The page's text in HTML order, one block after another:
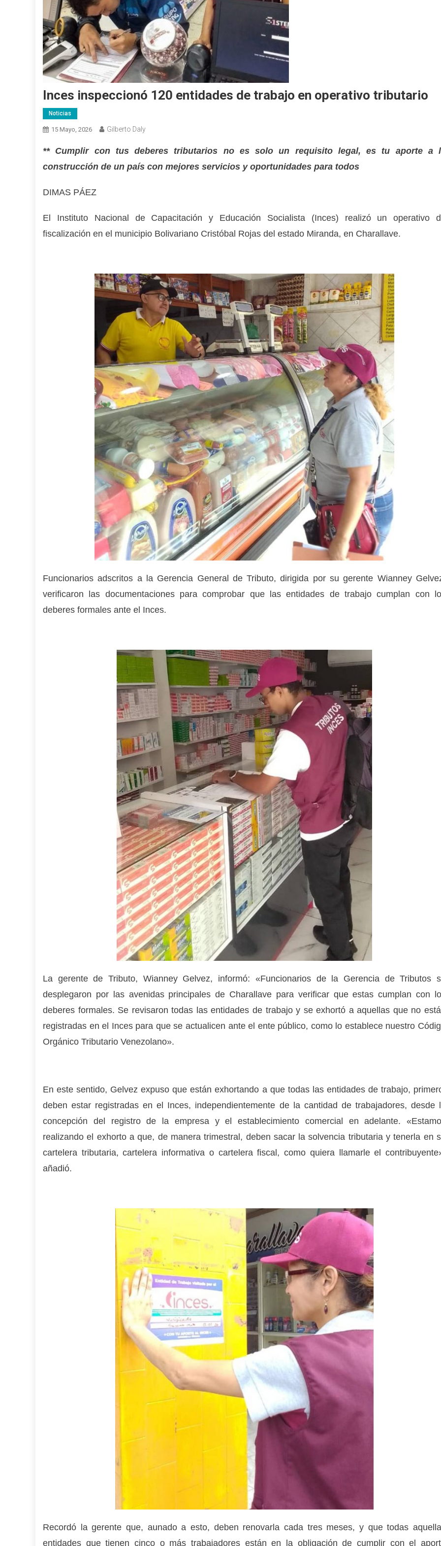
Inces inspeccionó 120 entidades de trabajo en operativo tributario
Noticias
15 Mayo, 2026 Gilberto Daly
** Cumplir con tus deberes tributarios no es solo un requisito legal, es tu aporte a
construcción de un país con mejores servicios y oportunidades para todos
DIMAS PÁEZ
El Instituto Nacional de Capacitación y Educación Socialista (Inces) realizó un operativo
fiscalización en el municipio Bolivariano Cristóbal Rojas del estado Miranda, en Charallave.
Funcionarios adscritos a la Gerencia General de Tributo, dirigida por su gerente Wianney
verificaron las documentaciones para comprobar que las entidades de trabajo cumplan con
deberes formales ante el Inces.
La gerente de Tributo, Wianney Gelvez, informó: «Funcionarios de la Gerencia de Tributos
desplegaron por las avenidas principales de Charallave para verificar que estas cumplan con
deberes formales. Se revisaron todas las entidades de trabajo y se exhortó a aquellas que no
registradas en el Inces para que se actualicen ante el ente público, como lo establece nuestro
Orgánico Tributario Venezolano».
En este sentido, Gelvez expuso que están exhortando a que todas las entidades de trabajo,
deben estar registradas en el Inces, independientemente de la cantidad de trabajadores, desde
concepción del registro de la empresa y el establecimiento comercial en adelante.
realizando el exhorto a que, de manera trimestral, deben sacar la solvencia tributaria y tenerla en
cartelera tributaria, cartelera informativa o cartelera fiscal, como quiera llamarle el
añadió.
Recordó la gerente que, aunado a esto, deben renovarla cada tres meses, y que todas
entidades que tienen cinco o más trabajadores están en la obligación de cumplir con el